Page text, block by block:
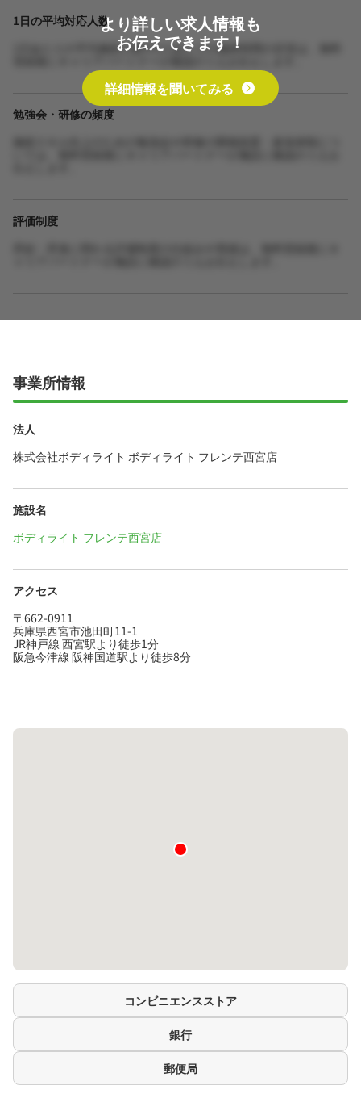
1日の平均対応人数
1日あたりの平均施術人数や1人あたりの施術時間の目安は、無料
勉強会・研修の頻度
評価制度
より詳しい求人情報も
お伝えできます！
詳細情報を聞いてみる
事業所情報
法人
株式会社ボディライト ボディライト フレンテ西宮店
施設名
ボディライト フレンテ西宮店
アクセス
〒662-0911
兵庫県西宮市池田町11-1
JR神戸線 西宮駅より徒歩1分
阪急今津線 阪神国道駅より徒歩8分
コンビニエンスストア
銀行
郵便局